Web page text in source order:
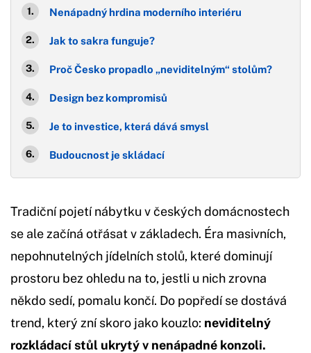
Nenápadný hrdina moderního interiéru
Jak to sakra funguje?
Proč Česko propadlo „neviditelným“ stolům?
Design bez kompromisů
Je to investice, která dává smysl
Budoucnost je skládací
Tradiční pojetí nábytku v českých domácnostech
se ale začíná otřásat v základech. Éra masivních,
nepohnutelných jídelních stolů, které dominují
prostoru bez ohledu na to, jestli u nich zrovna
někdo sedí, pomalu končí. Do popředí se dostává
trend, který zní skoro jako kouzlo: neviditelný
rozkládací stůl ukrytý v nenápadné konzoli.